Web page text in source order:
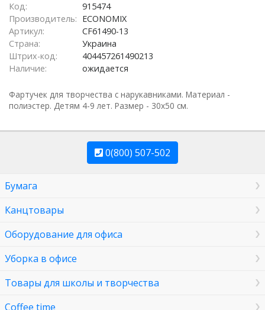
Код:
915474
Производитель: ECONOMIX
Артикул:
CF61490-13
Страна:
Украина
Штрих-код:
404457261490213
Наличие:
ожидается
Фартучек для творчества с нарукавниками. Материал -
полиэстер. Детям 4-9 лет. Размер - 30х50 см.
0(800) 507-502
Бумага
Канцтовары
Оборудование для офиса
Уборка в офисе
Товары для школы и творчества
Coffee time